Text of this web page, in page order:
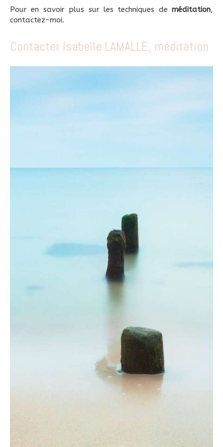
Pour en savoir plus sur les techniques de méditation,
contactez-moi.
Contacter Isabelle LAMALLE, méditation